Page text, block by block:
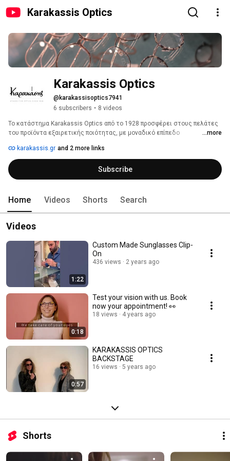
Karakassis Optics
Karakassis Optics
@karakassisoptics7941
6 subscribers • 8 videos
Το κατάστημα Karakassis Optics από το 1928 προσφέρει στους πελάτες
του προϊόντα εξαιρετικής ποιότητας, με μοναδικό επίπεδο
διαθέτοντας τεχνολογικά εξελιγμένο εξοπλισμό και ολοκληρωμένες
συλλογές από τους μεγαλύτερους οίκους του εξωτερικού.
...more
karakassis.gr and 2 more links
Subscribe
Home Videos Shorts Search
Videos
1:22
Custom Made Sunglasses Clip-
On
436 views 2 years ago
0:18
Test your vision with us. Book
now your appointment! 👀
18 views 4 years ago
0:57
KARAKASSIS OPTICS
BACKSTAGE
16 views 5 years ago
Shorts